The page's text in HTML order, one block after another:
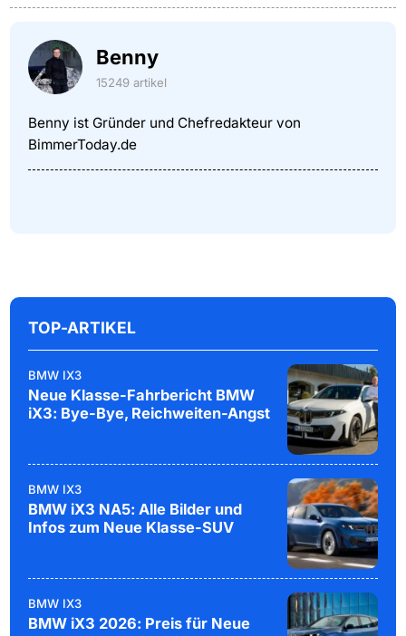
Benny
15249 artikel
Benny ist Gründer und Chefredakteur von
BimmerToday.de
TOP-ARTIKEL
BMW IX3
Neue Klasse-Fahrbericht BMW
iX3: Bye-Bye, Reichweiten-Angst
BMW IX3
BMW iX3 NA5: Alle Bilder und
Infos zum Neue Klasse-SUV
BMW IX3
BMW iX3 2026: Preis für Neue